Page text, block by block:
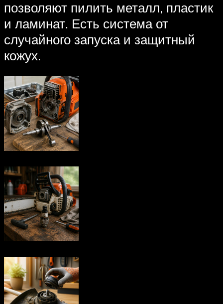
позволяют пилить металл, пластик
и ламинат. Есть система от
случайного запуска и защитный
кожух.